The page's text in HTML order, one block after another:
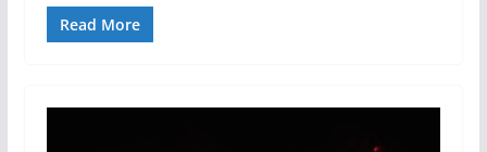
Read More